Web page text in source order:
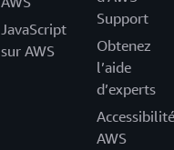
JavaScript
sur AWS
Support
Obtenez
l’aide
d’experts
Accessibilité
AWS